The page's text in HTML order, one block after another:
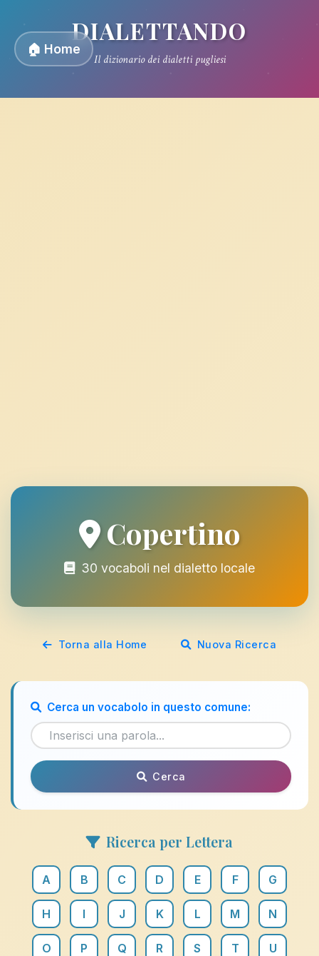
🏠 Home
DIALETTANDO
Il dizionario dei dialetti pugliesi
Copertino
30 vocaboli nel dialetto locale
Torna alla Home Nuova Ricerca
Cerca un vocabolo in questo comune:
Cerca
Ricerca per Lettera
A B C D E F G
H I J K L M N
O P Q R S T U